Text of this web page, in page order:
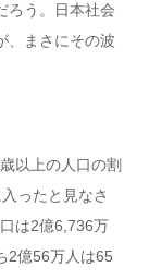
ろう。日本社会
、まさにその波
以上の人口の割
ったと見なさ
は2億6,736万
2億56万人は65